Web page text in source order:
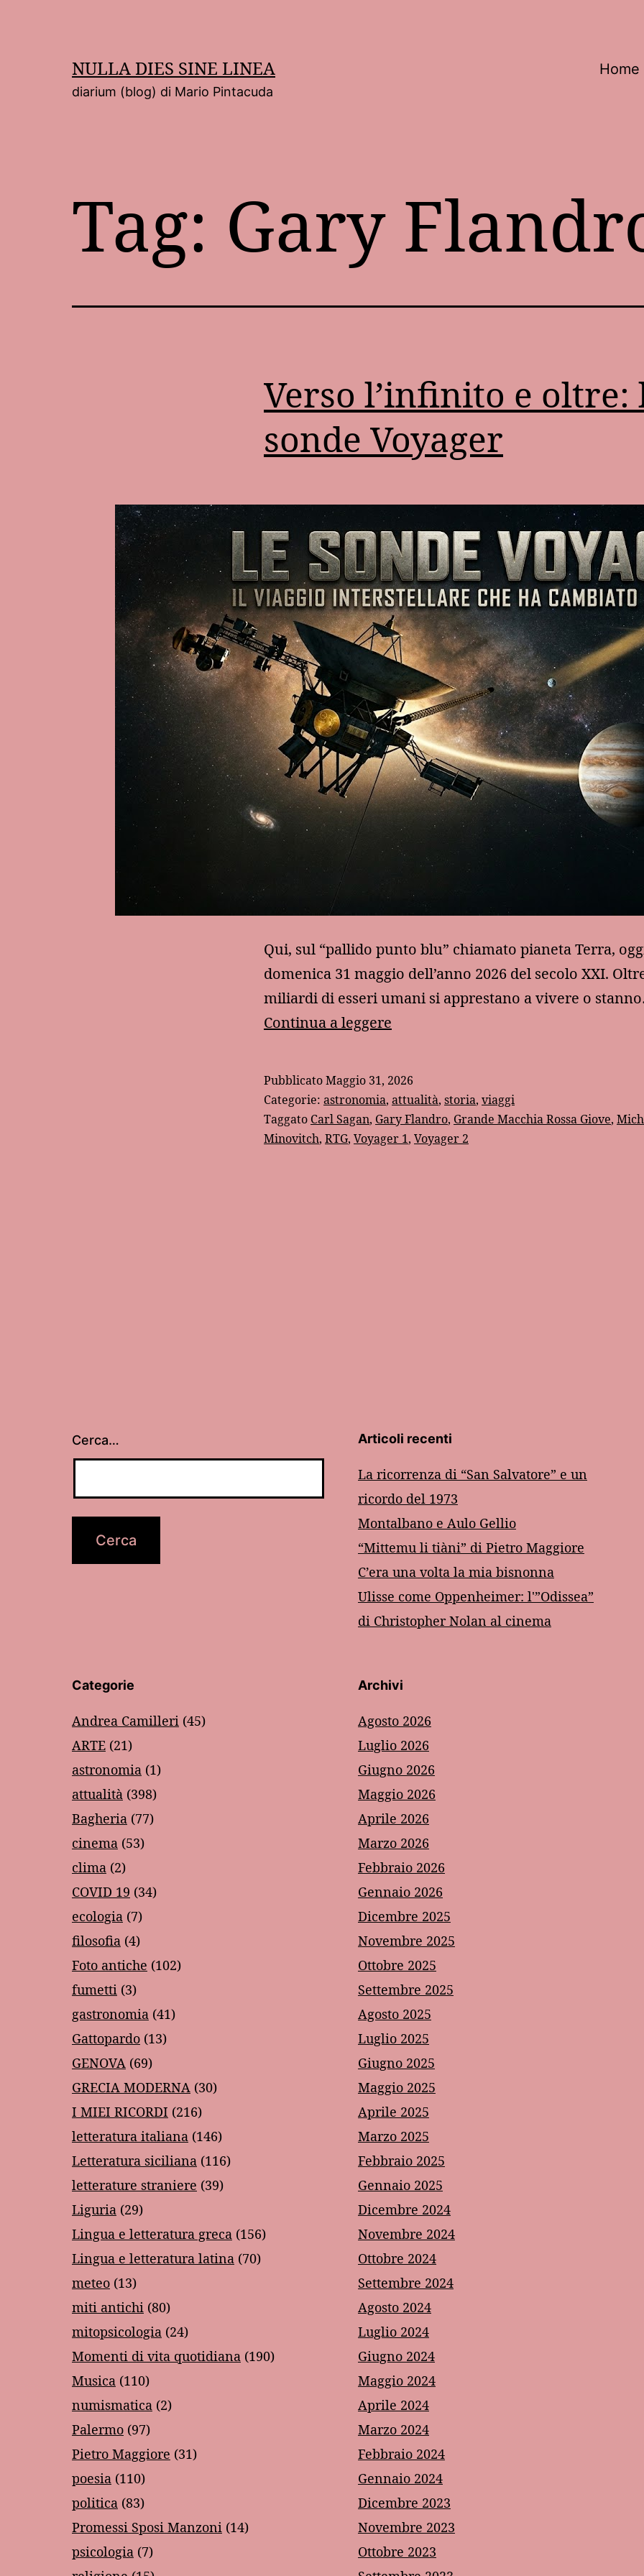
NULLA DIES SINE LINEA
diarium (blog) di Mario Pintacuda
Home
Tag: Gary
Verso l’infinito e oltre:
sonde Voyager
Qui, sul “pallido punto blu” chiamato pianeta Terra,
domenica 31 maggio dell’anno 2026 del secolo XXI.
miliardi di esseri umani si apprestano a vivere o
Continua a leggere
oltre:
le
sonde
PubblicatoMaggio 31, 2026
Categorie: astronomia, attualità, storia, viaggi
Taggato Carl Sagan, Gary Flandro, Grande Macchia Rossa Giove,
Minovitch, RTG, Voyager 1, Voyager 2
Cerca… Articoli recenti
La ricorrenza di “San Salvatore” e un
ricordo del 1973
Montalbano e Aulo Gellio
“Mittemu li tiàni” di Pietro Maggiore
C’era una volta la mia bisnonna
Ulisse come Oppenheimer: l'”Odissea”
di Christopher Nolan al cinema
Categorie
Andrea Camilleri (45)
ARTE (21)
astronomia (1)
attualità (398)
Bagheria (77)
cinema (53)
clima (2)
COVID 19 (34)
ecologia (7)
filosofia (4)
Foto antiche (102)
fumetti (3)
gastronomia (41)
Gattopardo (13)
GENOVA (69)
GRECIA MODERNA (30)
I MIEI RICORDI (216)
letteratura italiana (146)
Letteratura siciliana (116)
letterature straniere (39)
Liguria (29)
Lingua e letteratura greca (156)
Lingua e letteratura latina (70)
meteo (13)
miti antichi (80)
mitopsicologia (24)
Momenti di vita quotidiana (190)
Musica (110)
numismatica (2)
Palermo (97)
Pietro Maggiore (31)
poesia (110)
politica (83)
Promessi Sposi Manzoni (14)
psicologia (7)
Archivi
Agosto 2026
Luglio 2026
Giugno 2026
Maggio 2026
Aprile 2026
Marzo 2026
Febbraio 2026
Gennaio 2026
Dicembre 2025
Novembre 2025
Ottobre 2025
Settembre 2025
Agosto 2025
Luglio 2025
Giugno 2025
Maggio 2025
Aprile 2025
Marzo 2025
Febbraio 2025
Gennaio 2025
Dicembre 2024
Novembre 2024
Ottobre 2024
Settembre 2024
Agosto 2024
Luglio 2024
Giugno 2024
Maggio 2024
Aprile 2024
Marzo 2024
Febbraio 2024
Gennaio 2024
Dicembre 2023
Novembre 2023
Ottobre 2023